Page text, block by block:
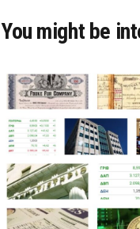
You might be